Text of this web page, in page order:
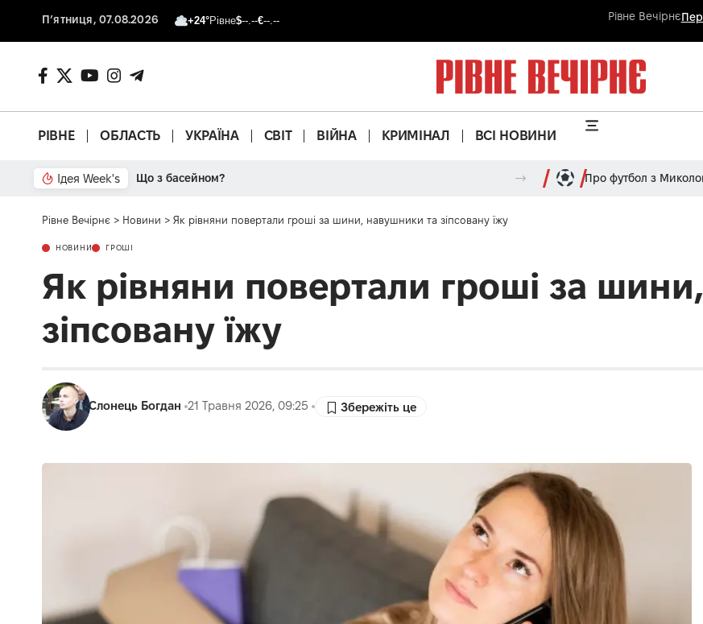
П’ятниця, 07.08.2026 +24°Рівне$--.--€--.-- Рівне Вечірнє
РІВНЕ ОБЛАСТЬ УКРАЇНА СВІТ ВІЙНА КРИМІНАЛ ВСІ НОВИНИ
Ідея Week's Від паркану до картонки Про футбол з
Рівне Вечірнє > Новини > Як рівняни повертали гроші за шини, навушники та зіпсовану їжу
НОВИНИ ГРОШІ
Як рівняни повертали гроші за
зіпсовану їжу
Слонець Богдан 21 Травня 2026, 09:25